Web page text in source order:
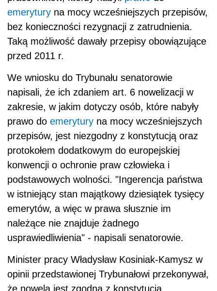
emerytury na mocy wcześniejszych przepisów,
bez konieczności rezygnacji z zatrudnienia.
Taką możliwość dawały przepisy obowiązujące
przed 2011 r.
We wniosku do Trybunału senatorowie
napisali, że ich zdaniem art. 6 nowelizacji w
zakresie, w jakim dotyczy osób, które nabyły
prawo do emerytury na mocy wcześniejszych
przepisów, jest niezgodny z konstytucją oraz
protokołem dodatkowym do europejskiej
konwencji o ochronie praw człowieka i
podstawowych wolności. "Ingerencja państwa
w istniejący stan majątkowy dziesiątek tysięcy
emerytów, a więc w prawa słusznie im
należące nie znajduje żadnego
usprawiedliwienia" - napisali senatorowie.
Minister pracy Władysław Kosiniak-Kamysz w
opinii przedstawionej Trybunałowi przekonywał,
że nowela jest zgodna z konstytucją.